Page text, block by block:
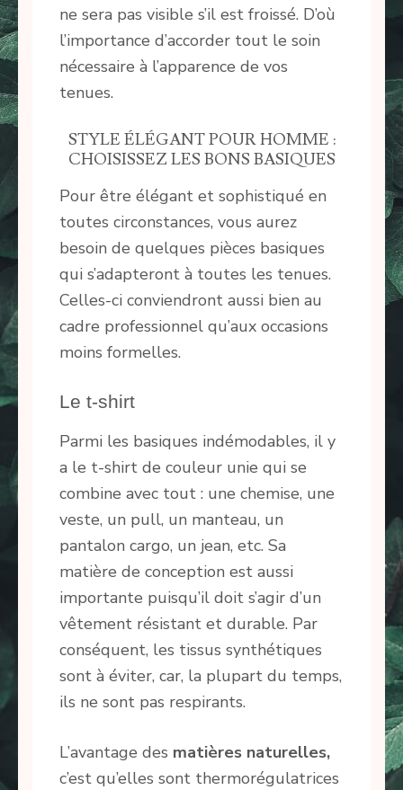
ne sera pas visible s’il est froissé. D’où
l’importance d’accorder tout le soin
nécessaire à l’apparence de vos
tenues.
STYLE ÉLÉGANT POUR HOMME :
CHOISISSEZ LES BONS BASIQUES
Pour être élégant et sophistiqué en
toutes circonstances, vous aurez
besoin de quelques pièces basiques
qui s’adapteront à toutes les tenues.
Celles-ci conviendront aussi bien au
cadre professionnel qu’aux occasions
moins formelles.
Le t-shirt
Parmi les basiques indémodables, il y
a le t-shirt de couleur unie qui se
combine avec tout : une chemise, une
veste, un pull, un manteau, un
pantalon cargo, un jean, etc. Sa
matière de conception est aussi
importante puisqu’il doit s’agir d’un
vêtement résistant et durable. Par
conséquent, les tissus synthétiques
sont à éviter, car, la plupart du temps,
ils ne sont pas respirants.
L’avantage des matières naturelles,
c’est qu’elles sont thermorégulatrices